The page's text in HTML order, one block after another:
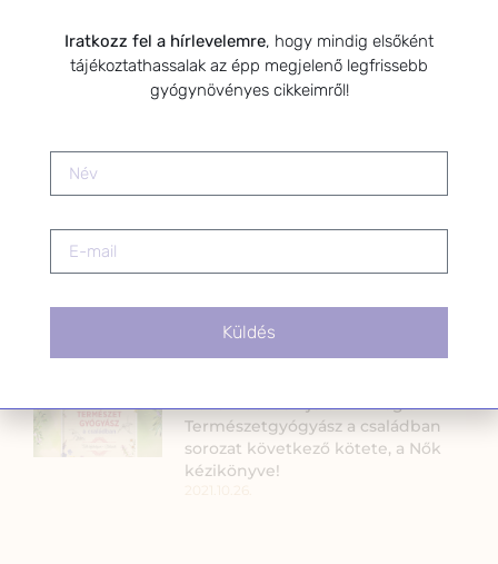
kulcsfontosságú
2025.03.25.
gyógynövényoktató kártyajátéka
2022.02.18.
Novemberben jelenik meg a
Természetgyógyász a családban
sorozat következő kötete, a Nők
kézikönyve!
Iratkozz fel a hírlevelemre, hogy mindig elsőként
tájékoztathassalak az épp megjelenő legfrissebb
gyógynövényes cikkeimről!
Küldés